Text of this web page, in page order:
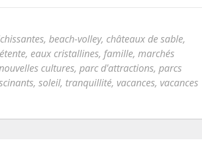
, beach-volley, châteaux de sable,
, eaux cristallines, famille, marchés
cultures, parc d'attractions, parcs
, soleil, tranquillité, vacances, vacances